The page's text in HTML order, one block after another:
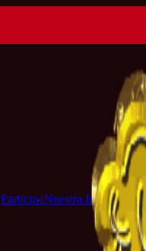
ParticipaNuestra Institución